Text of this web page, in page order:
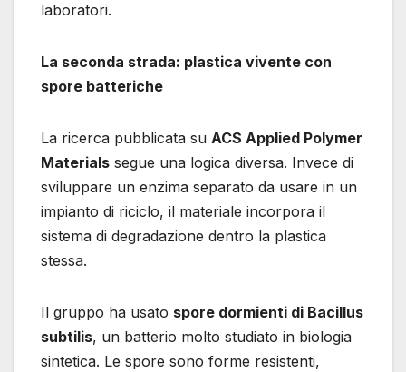
laboratori.
La seconda strada: plastica vivente con
spore batteriche
La ricerca pubblicata su ACS Applied Polymer
Materials segue una logica diversa. Invece di
sviluppare un enzima separato da usare in un
impianto di riciclo, il materiale incorpora il
sistema di degradazione dentro la plastica
stessa.
Il gruppo ha usato spore dormienti di Bacillus
subtilis, un batterio molto studiato in biologia
sintetica. Le spore sono forme resistenti,